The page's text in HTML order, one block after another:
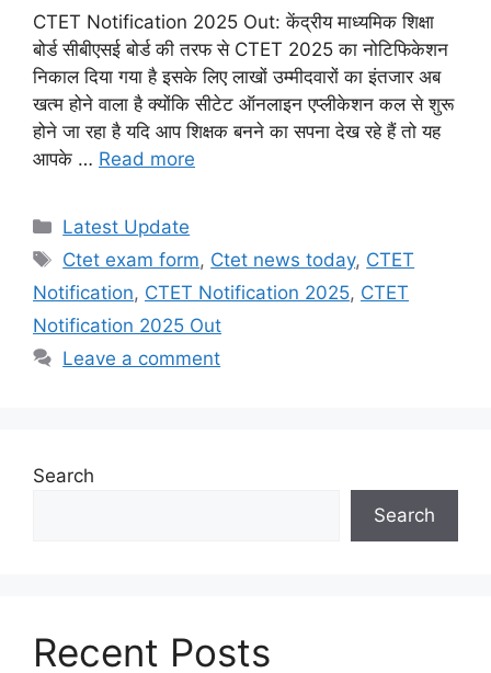
CTET Notification 2025 Out: केंद्रीय माध्यमिक शिक्षा
बोर्ड सीबीएसई बोर्ड की तरफ से CTET 2025 का नोटिफिकेशन
निकाल दिया गया है इसके लिए लाखों उम्मीदवारों का इंतजार अब
खत्म होने वाला है क्योंकि सीटेट ऑनलाइन एप्लीकेशन कल से शुरू
होने जा रहा है यदि आप शिक्षक बनने का सपना देख रहे हैं तो यह
आपके … Read more
Categories
Latest Update
Tags
Ctet exam form, Ctet news today, CTET
Notification, CTET Notification 2025, CTET
Notification 2025 Out
Leave a comment
Search
Search
Recent Posts